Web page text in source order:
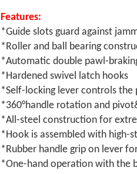
Features:
*Guide slots guard against
*Roller and ball bearing
*Automatic double pawl-
*Hardened swivel latch hooks
*Self-locking lever controls the
*360°handle rotation and
*All-steel construction for
*Hook is assembled with high-
*Rubber handle grip on lever
*One-hand operation with the